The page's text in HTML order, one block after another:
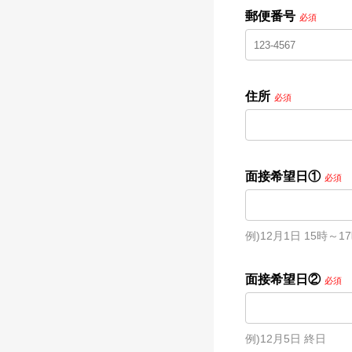
郵便番号 必須
住所 必須
面接希望日① 必須
例)12月1日 15時～
面接希望日② 必須
例)12月5日 終日